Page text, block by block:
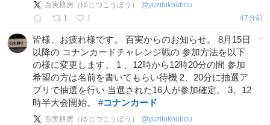
百実耕房（ゆじつこうぼう） @yuzitukoubou
1
1 47分前
皆様、お疲れ様です。 百実からのお知らせ。 8月15日
以降の コナンカードチャレンジ戦の 参加方法を以下
の様に変更します。 1 、12時から12時20分の間 参加
希望の方は名前を書いてもらい待機 2、20分に抽選ア
プリで抽選を行い 当選された16人が参加確定。 3、12
時半大会開始。 #コナンカード
百実耕房（ゆじつこうぼう） @yuzitukoubou